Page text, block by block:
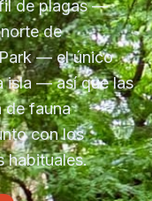
de plagas —
de
— el único
isla — así que las
de fauna
con los
habituales.